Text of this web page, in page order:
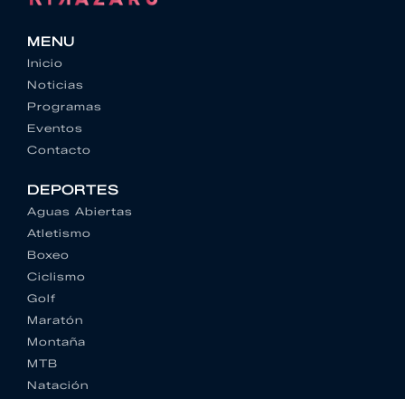
MENU
Inicio
Noticias
Programas
Eventos
Contacto
DEPORTES
Aguas Abiertas
Atletismo
Boxeo
Ciclismo
Golf
Maratón
Montaña
MTB
Natación